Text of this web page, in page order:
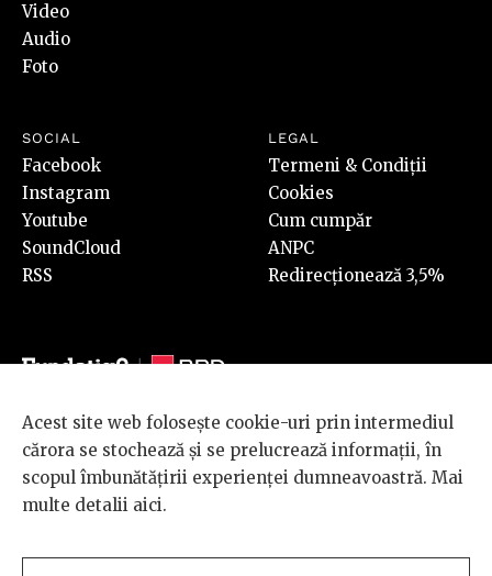
Video
Audio
Foto
SOCIAL
Facebook
Instagram
Youtube
SoundCloud
RSS
LEGAL
Termeni & Condiții
Cookies
Cum cumpăr
ANPC
Redirecționează 3,5%
© 2026 BRD Groupe Société Générale, toate drepturile rezervate.
Scena 9 este un proiect sustinut de
BRD GROUPE SOCIÉTÉ
GÉNÉRALE
Acest site web folosește cookie-uri prin intermediul
cărora se stochează și se prelucrează informații, în
scopul îmbunătățirii experienței dumneavoastră. Mai
multe detalii aici.